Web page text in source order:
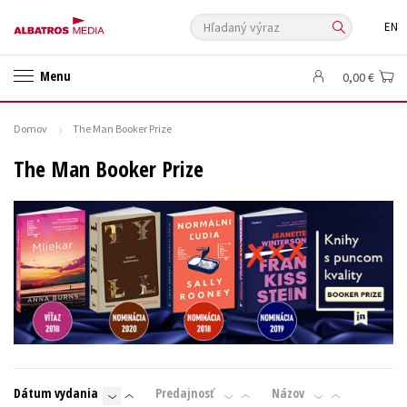
Hľadaný výraz EN
Menu
🏷️ Zlacnené knihy
⚔️ Zaklínač na CD
Doplnkový sortiment
Ezoterika a duchovný svet
História a military
Hobby
Humanitné a spoločenské vedy
Jazyky
Kalendáre, diáre Kariéra a osobný rozvoj
Komiks
Krížovky
Kuchárske knihy New Adult
Obchod a ekonómia
Ostatné
Počítače
Poézia
Populárno - náučná pre dospelých
Populárno - náučné pre deti
Predškoláci
Príroda a záhrada
Prírodné vedy
0,00 €
Domov The Man Booker Prize
The Man Booker Prize
Dátum vydania Predajnosť
Názov